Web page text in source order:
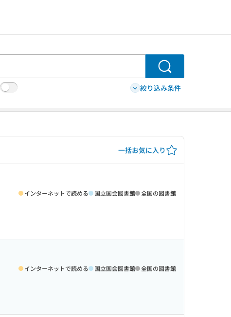
検索
絞り込み条件
一括お気に入り
インターネットで読める 国立国会図書館 全国の図書館
インターネットで読める 国立国会図書館 全国の図書館